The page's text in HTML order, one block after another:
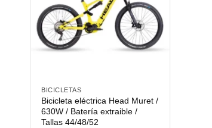
BICICLETAS
Bicicleta eléctrica Head Muret /
630W / Batería extraible /
Tallas 44/48/52